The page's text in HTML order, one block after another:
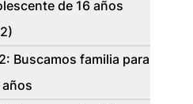
de 16 años
Buscamos familia para
años